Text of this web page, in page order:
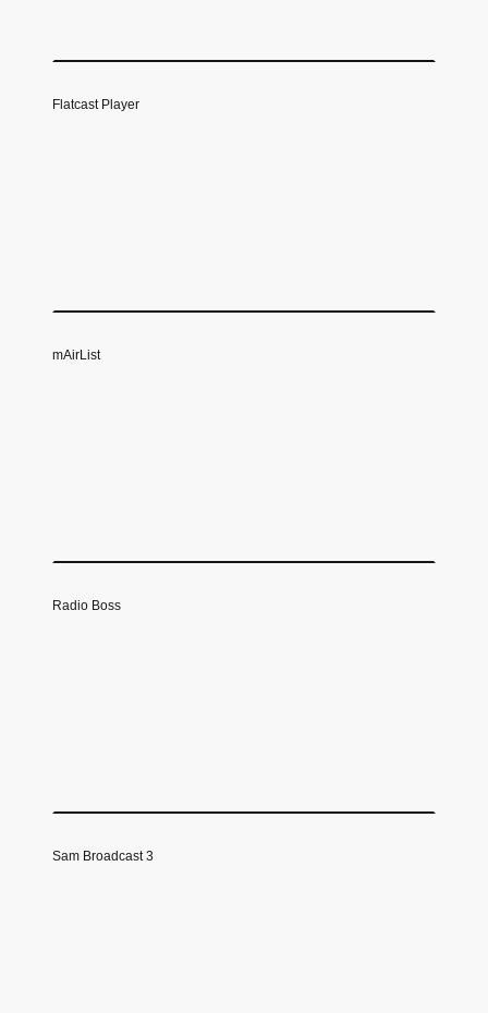
Flatcast Player
mAirList
Radio Boss
Sam Broadcast 3